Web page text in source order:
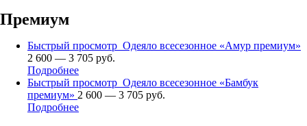
Премиум
Быстрый просмотр Одеяло всесезонное «Амур премиум»
2 600 — 3 705 руб.
Подробнее
Быстрый просмотр Одеяло всесезонное «Бамбук
премиум» 2 600 — 3 705 руб.
Подробнее